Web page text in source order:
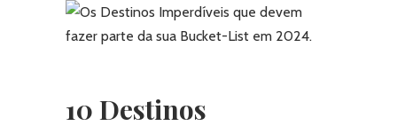
10 Destinos